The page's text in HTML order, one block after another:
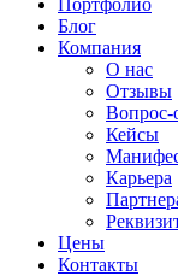
Портфолио
Блог
Компания
О нас
Отзывы
Вопрос-
Кейсы
Карьера
Цены
Контакты